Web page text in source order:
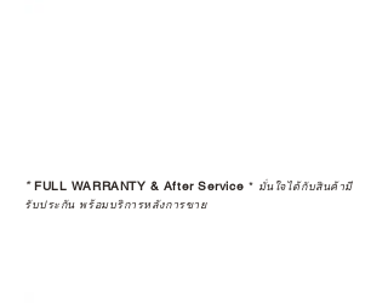
*FULL WARRANTY & After Service * มั่นใจได้กับสินค้ามี
รับประกัน พร้อมบริการหลังการขาย